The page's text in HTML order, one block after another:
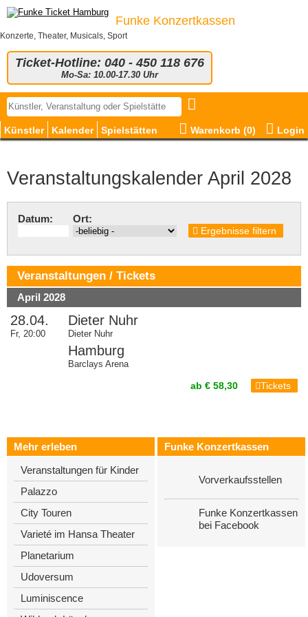
Funke Konzertkassen
Konzerte, Theater, Musicals, Sport
Ticket-Hotline: 040 - 450 118 676
Mo-Sa: 10.00-17.30 Uhr
Künstler Kalender Spielstätten Warenkorb (0) Login
Veranstaltungskalender April 2028
Datum: Ort:
Ergebnisse filtern
Veranstaltungen / Tickets
April 2028
28.04.
Fr, 20:00
Dieter Nuhr
Dieter Nuhr
Hamburg
Barclays Arena
ab € 58,30 Tickets
Mehr erleben
Veranstaltungen für Kinder
Palazzo
City Touren
Varieté im Hansa Theater
Planetarium
Udoversum
Luminiscence
Funke Konzertkassen
Vorverkaufsstellen
Funke Konzertkassen
bei Facebook